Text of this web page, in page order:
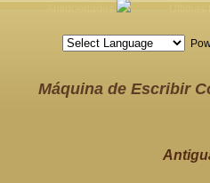
Máquina de Escribir